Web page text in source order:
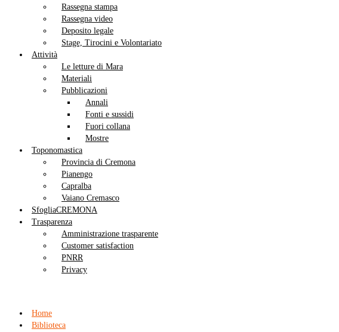
Rassegna stampa
Rassegna video
Deposito legale
Stage, Tirocini e Volontariato
Attività
Le letture di Mara
Materiali
Pubblicazioni
Annali
Fonti e sussidi
Fuori collana
Mostre
Toponomastica
Provincia di Cremona
Pianengo
Capralba
Vaiano Cremasco
SfogliaCREMONA
Trasparenza
Amministrazione trasparente
Customer satisfaction
PNRR
Privacy
Home
Biblioteca